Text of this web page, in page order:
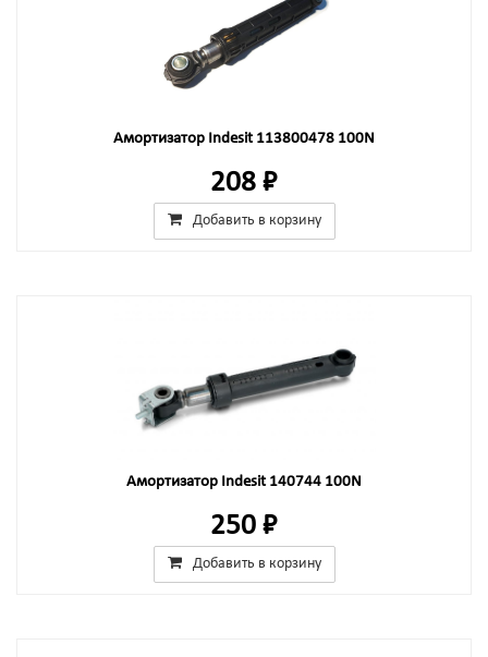
Амортизатор Indesit 113800478 100N
208 ₽
Добавить в корзину
Амортизатор Indesit 140744 100N
250 ₽
Добавить в корзину